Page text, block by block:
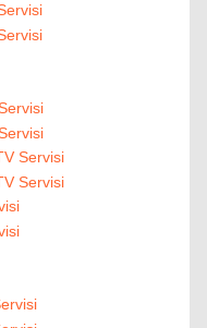
Servisi
Servisi